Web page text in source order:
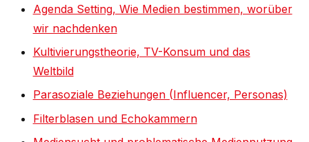
Agenda Setting, Wie Medien bestimmen, worüber
wir nachdenken
Kultivierungstheorie, TV-Konsum und das
Weltbild
Parasoziale Beziehungen (Influencer, Personas)
Filterblasen und Echokammern